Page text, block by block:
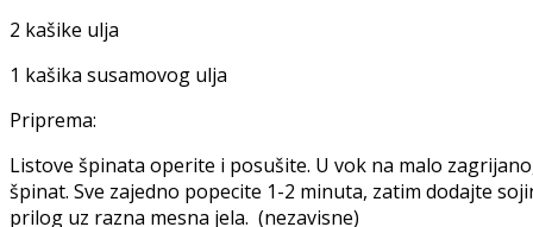
2 kašike ulja
1 kašika susamovog ulja
Priprema:
Listove špinata operite i posušite. U vok na malo
špinat. Sve zajedno popecite 1-2 minuta, zatim dodajte
prilog uz razna mesna jela. (nezavisne)